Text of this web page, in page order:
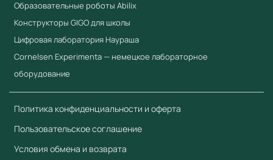
учебного лабораторного оборудования с 1960-х годов.
Соответствует требованиям
Смотрите также
"Наблюдение за погодой" Комплект лабораторного
оборудования
"Вещества и их свойства" Комплект лабораторного
Образовательные роботы Abilix
Конструкторы GIGO для школы
Цифровая лаборатория Наураша
Cornelsen Experimenta — немецкое лабораторное
оборудование
Политика конфиденциальности и оферта
Пользовательское соглашение
Условия обмена и возврата